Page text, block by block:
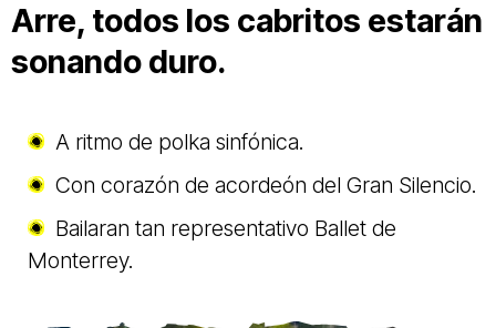
Arre, todos los cabritos estarán
sonando duro.
A ritmo de polka sinfónica.
Con corazón de acordeón del Gran Silencio.
Bailaran tan representativo Ballet de
Monterrey.